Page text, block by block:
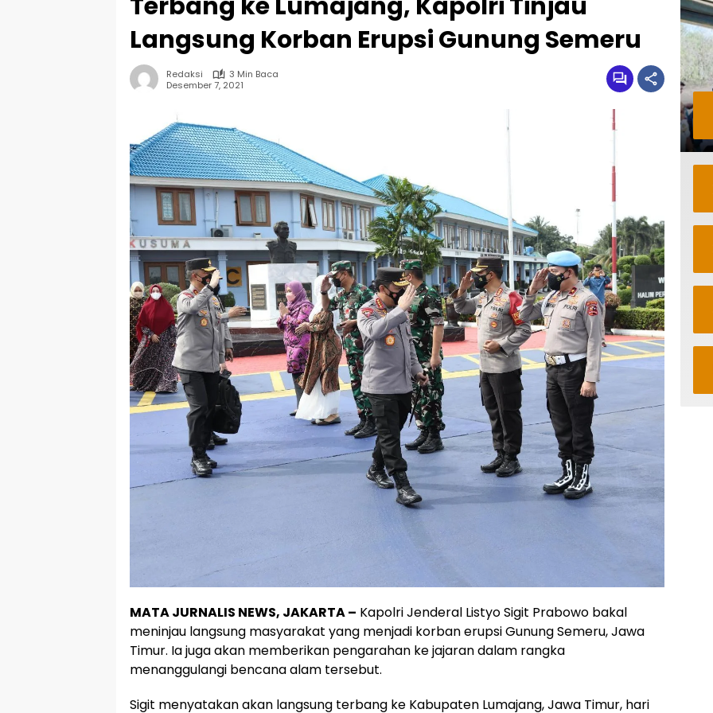
Langsung Korban Erupsi Gunung Semeru
Redaksi
3 Min Baca
Desember 7, 2021
MATA JURNALIS NEWS, JAKARTA – Kapolri Jenderal Listyo Sigit Prabowo bakal
meninjau langsung masyarakat yang menjadi korban erupsi Gunung Semeru, Jawa
Timur. Ia juga akan memberikan pengarahan ke jajaran dalam rangka
menanggulangi bencana alam tersebut.
Sigit menyatakan akan langsung terbang ke Kabupaten Lumajang, Jawa Timur, hari